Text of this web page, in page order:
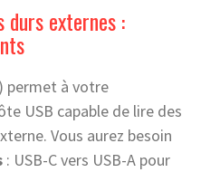
durs externes :
permet à votre
USB capable de lire des
Vous aurez besoin
: USB-C vers USB-A pour